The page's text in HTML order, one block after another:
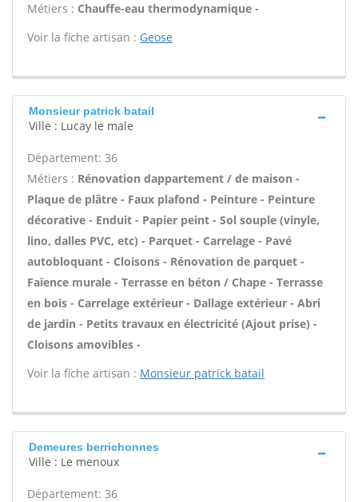
Métiers : Chauffe-eau thermodynamique -
Voir la fiche artisan : Geose
Monsieur patrick batail
Ville : Lucay le male
Département: 36
Métiers : Rénovation dappartement / de maison -
Plaque de plâtre - Faux plafond - Peinture - Peinture
décorative - Enduit - Papier peint - Sol souple (vinyle,
lino, dalles PVC, etc) - Parquet - Carrelage - Pavé
autobloquant - Cloisons - Rénovation de parquet -
Faïence murale - Terrasse en béton / Chape - Terrasse
en bois - Carrelage extérieur - Dallage extérieur - Abri
de jardin - Petits travaux en électricité (Ajout prise) -
Cloisons amovibles -
Voir la fiche artisan : Monsieur patrick batail
Demeures berrichonnes
Ville : Le menoux
Département: 36